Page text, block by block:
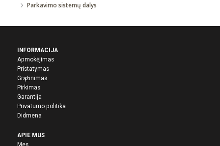
Parkavimo sistemų dalys
INFORMACIJA
Apmokėjimas
Pristatymas
Grąžinimas
Pirkimas
Garantija
Privatumo politika
Didmena
APIE MUS
Mes